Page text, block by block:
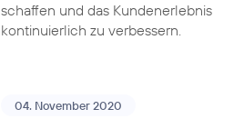
schaffen und das Kundenerlebnis
kontinuierlich zu verbessern.
04. November 2020